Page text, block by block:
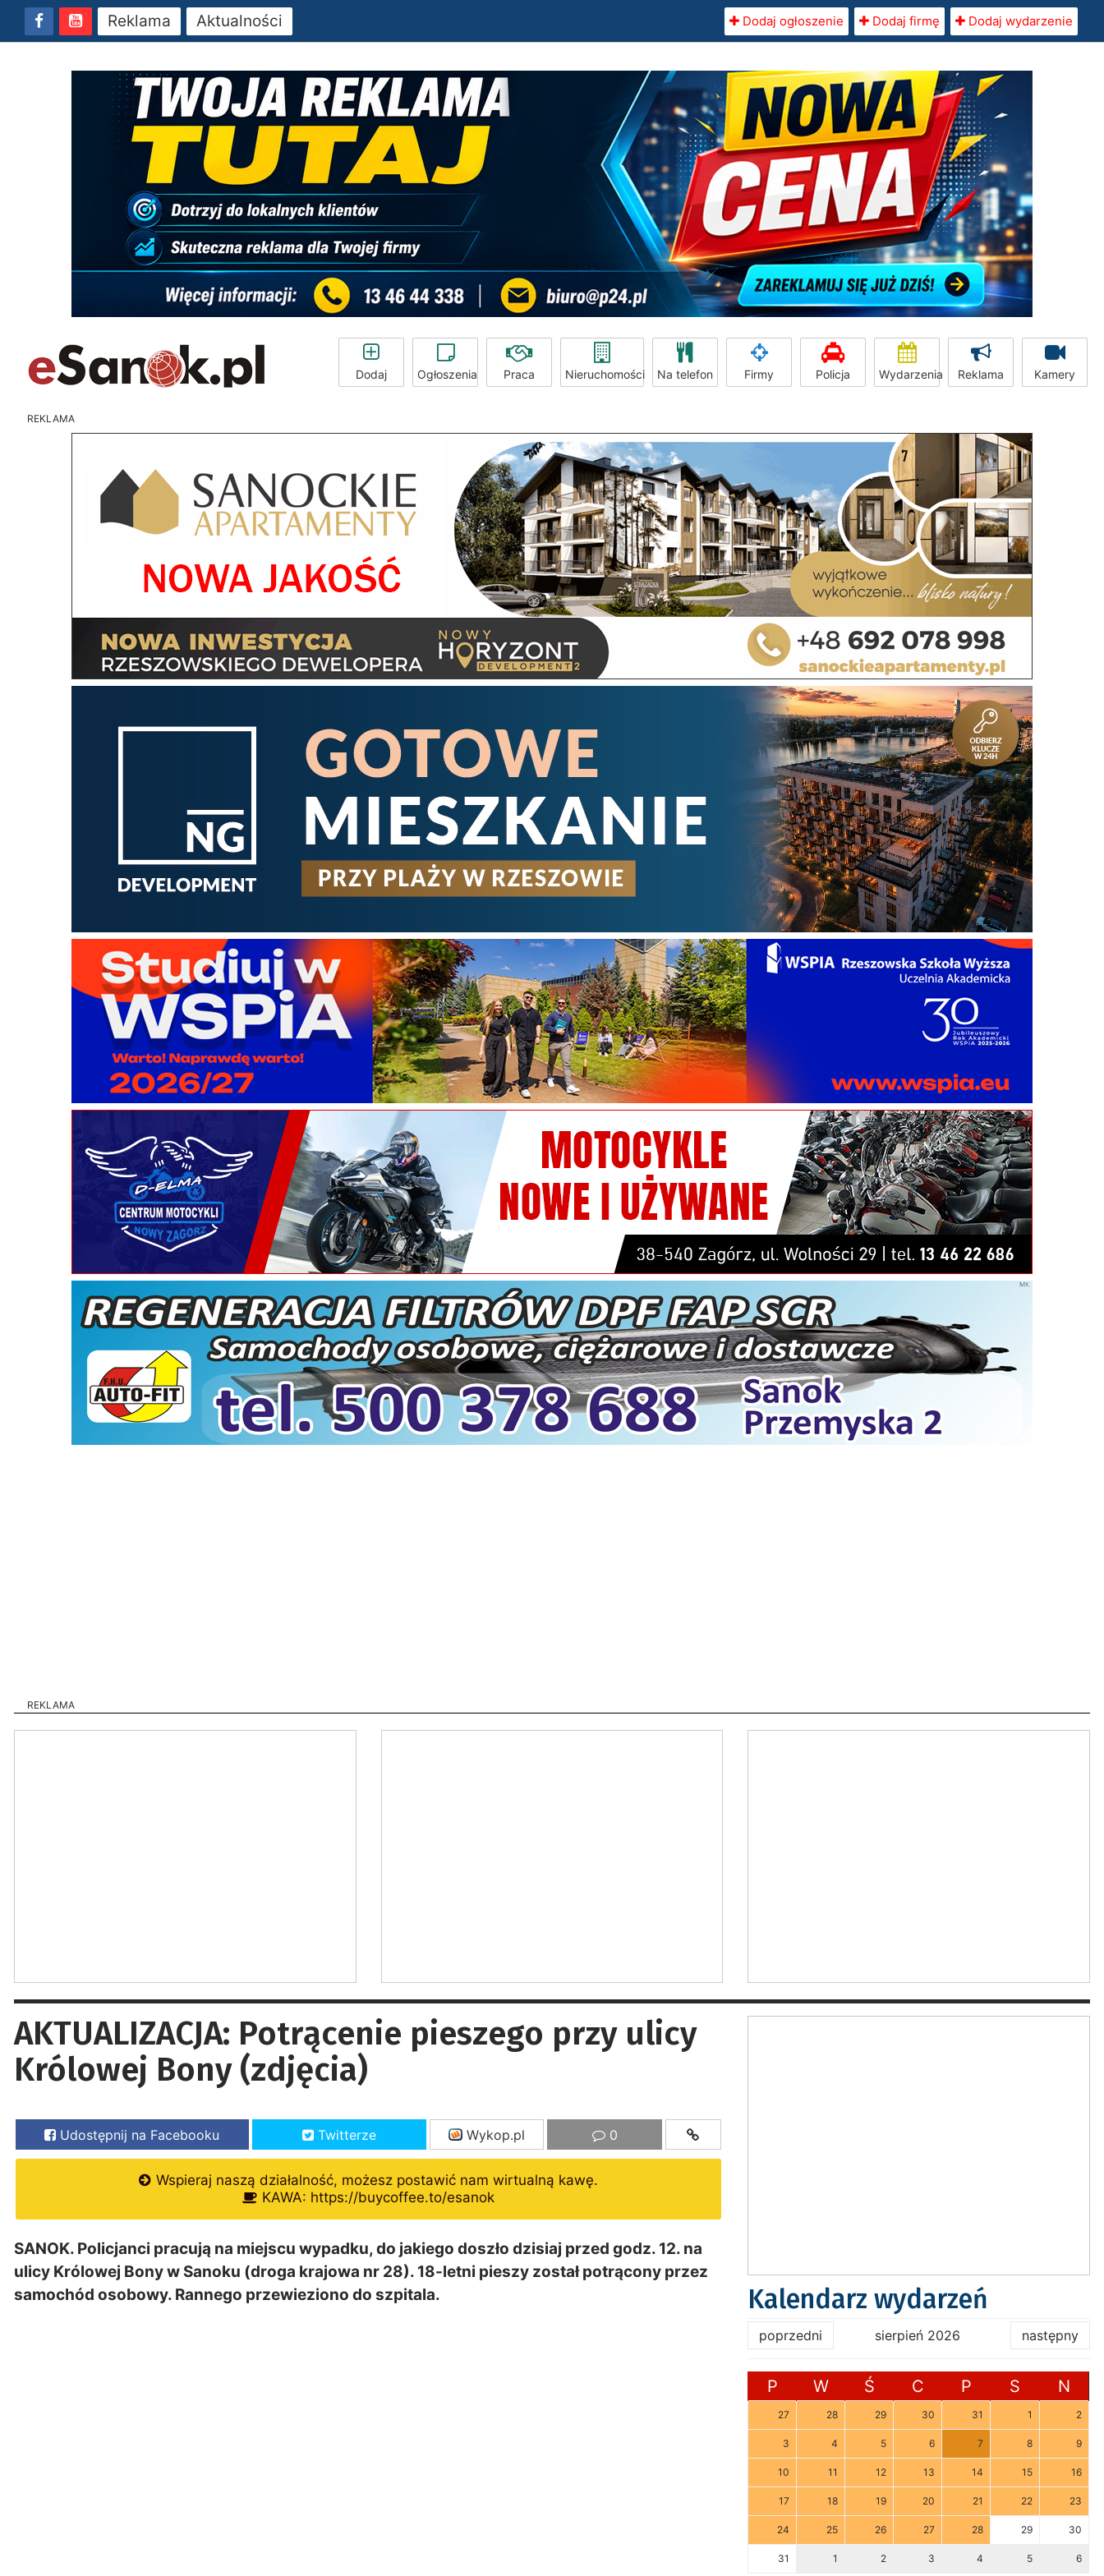
Reklama Aktualności Dodaj ogłoszenie Dodaj firmę Dodaj wydarzenie
Dodaj Ogłoszenia Praca Nieruchomości Na telefon Firmy Policja Wydarzenia Reklama Kamery
REKLAMA
REKLAMA
AKTUALIZACJA: Potrącenie pieszego przy ulicy
Królowej Bony (zdjęcia)
Udostępnij na Facebooku Twitterze Wykop.pl 0
Wspieraj naszą działalność, możesz postawić nam wirtualną kawę.
KAWA: https://buycoffee.to/esanok
SANOK. Policjanci pracują na miejscu wypadku, do jakiego doszło dzisiaj przed godz. 12. na
ulicy Królowej Bony w Sanoku (droga krajowa nr 28). 18-letni pieszy został potrącony przez
samochód osobowy. Rannego przewieziono do szpitala.
Kalendarz wydarzeń
poprzedni sierpień 2026 następny
P W Ś C P S N
27 28 29 30 31 1 2
3 4 5 6 7 8 9
10 11 12 13 14 15 16
17 18 19 20 21 22 23
24 25 26 27 28 29 30
31 1 2 3 4 5 6